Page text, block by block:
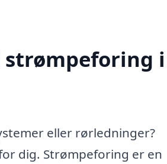
strømpeforing i
eller rørledninger?
dig. Strømpeforing er en